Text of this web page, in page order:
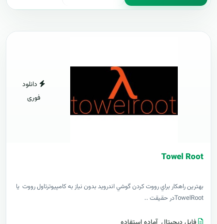
دانلود
فوری
Towel Root
بهترين راهکار براي رووت کردن گوشي اندرويد بدون نياز به کامپيوترتاول رووت يا
TowelRootدر حقيقت ..